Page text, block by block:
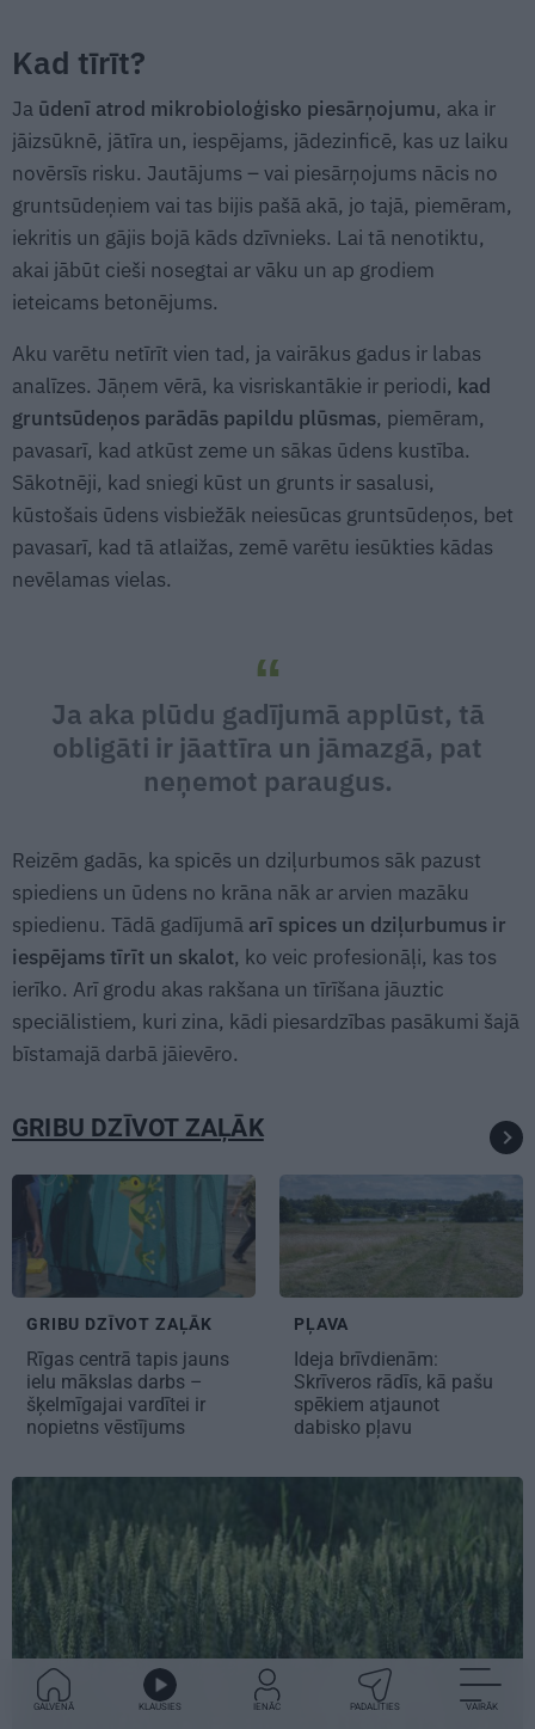
Kad tīrīt?
Ja ūdenī atrod mikrobioloģisko piesārņojumu, aka ir
jāizsūknē, jātīra un, iespējams, jādezinficē, kas uz laiku
novērsīs risku. Jautājums – vai piesārņojums nācis no
gruntsūdeņiem vai tas bijis pašā akā, jo tajā, piemēram,
iekritis un gājis bojā kāds dzīvnieks. Lai tā nenotiktu,
akai jābūt cieši nosegtai ar vāku un ap grodiem
ieteicams betonējums.
Aku varētu netīrīt vien tad, ja vairākus gadus ir labas
analīzes. Jāņem vērā, ka visriskantākie ir periodi, kad
gruntsūdeņos parādās papildu plūsmas, piemēram,
pavasarī, kad atkūst zeme un sākas ūdens kustība.
Sākotnēji, kad sniegi kūst un grunts ir sasalusi,
kūstošais ūdens visbiežāk neiesūcas gruntsūdeņos, bet
pavasarī, kad tā atlaižas, zemē varētu iesūkties kādas
nevēlamas vielas.
Ja aka plūdu gadījumā applūst, tā
obligāti ir jāattīra un jāmazgā, pat
neņemot paraugus.
Reizēm gadās, ka spicēs un dziļurbumos sāk pazust
spiediens un ūdens no krāna nāk ar arvien mazāku
spiedienu. Tādā gadījumā arī spices un dziļurbumus ir
iespējams tīrīt un skalot, ko veic profesionāļi, kas tos
ierīko. Arī grodu akas rakšana un tīrīšana jāuztic
speciālistiem, kuri zina, kādi piesardzības pasākumi šajā
bīstamajā darbā jāievēro.
GRIBU DZĪVOT ZAĻĀK
GRIBU DZĪVOT ZAĻĀK
Rīgas centrā tapis jauns
ielu mākslas darbs –
šķelmīgajai vardītei ir
nopietns vēstījums
PĻAVA
Ideja brīvdienām:
Skrīveros rādīs, kā pašu
spēkiem atjaunot
dabisko pļavu
GALVENĀ KLAUSIES IENĀC PADALĪTIES VAIRĀK